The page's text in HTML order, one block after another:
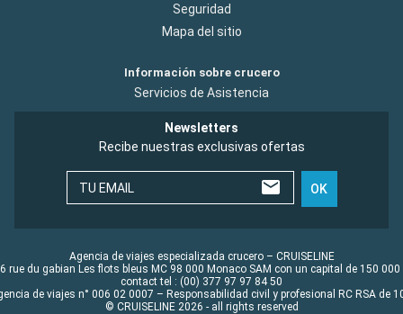
Seguridad
Mapa del sitio
Información sobre crucero
Servicios de Asistencia
Newsletters
Recibe nuestras exclusivas ofertas
TU EMAIL OK
Agencia de viajes especializada crucero – CRUISELINE
rue du gabian Les flots bleus MC 98 000 Monaco SAM con un capital de 150 000
contact tel : (00) 377 97 97 84 50
de viajes n° 006 02 0007 – Responsabilidad civil y profesional RC RSA de
© CRUISELINE 2026 - all rights reserved